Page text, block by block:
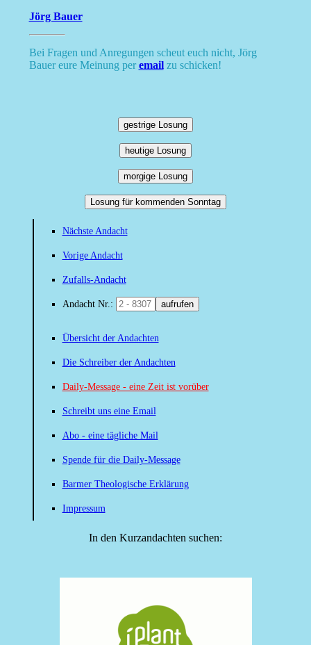
Jörg Bauer
Bei Fragen und Anregungen scheut euch nicht, Jörg
Bauer eure Meinung peremailzu schicken!
gestrige Losung
heutige Losung
morgige Losung
Losung für kommenden Sonntag
Nächste Andacht
Vorige Andacht
Zufalls-Andacht
Andacht Nr.: aufrufen
Übersicht der Andachten
Die Schreiber der Andachten
Daily-Message - eine Zeit ist vorüber
Schreibt uns eine Email
Abo - eine tägliche Mail
Spende für die Daily-Message
Barmer Theologische Erklärung
Impressum
In den Kurzandachten suchen: